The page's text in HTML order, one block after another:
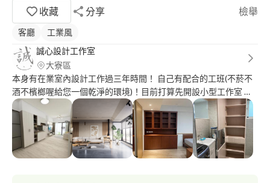
收藏
分享 檢舉
客廳
工業風
誠心設計工作室
大寮區
本身有在業室內設計工作過三年時間！ 自己有配合的工班(不菸不
酒不檳榔喔給您一個乾淨的環境)！目前打算先開設小型工作室 所
以目前接洽的案件都不會收取設計費用 希望能用誠心誠意的設計
與服務一方面為您做好規劃 讓您能安心入住 一方面能積累自己的
作品 歡迎有興趣的老闆們私訊我的LINE 謝謝您的賞識